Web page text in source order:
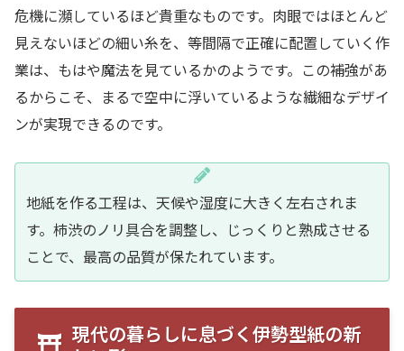
危機に瀕しているほど貴重なものです。肉眼ではほとんど
見えないほどの細い糸を、等間隔で正確に配置していく作
業は、もはや魔法を見ているかのようです。この補強があ
るからこそ、まるで空中に浮いているような繊細なデザイ
ンが実現できるのです。
地紙を作る工程は、天候や湿度に大きく左右されま
す。柿渋のノリ具合を調整し、じっくりと熟成させる
ことで、最高の品質が保たれています。
現代の暮らしに息づく伊勢型紙の新